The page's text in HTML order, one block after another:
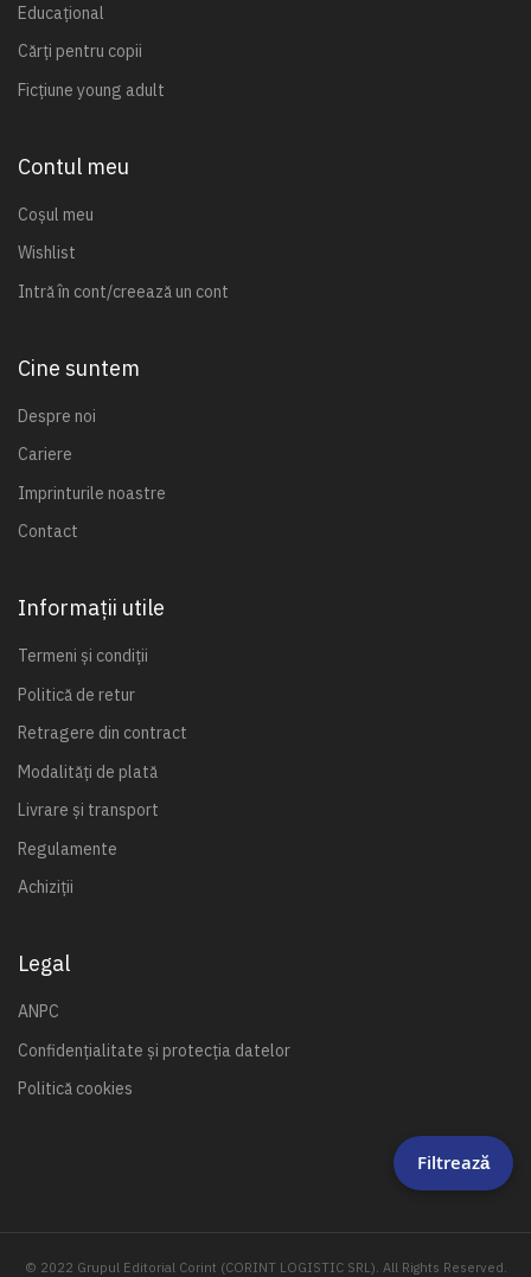
Educațional
Cărți pentru copii
Ficțiune young adult
Contul meu
Coșul meu
Wishlist
Intră în cont/creează un cont
Cine suntem
Despre noi
Cariere
Imprinturile noastre
Contact
Informații utile
Termeni și condiții
Politică de retur
Retragere din contract
Modalități de plată
Livrare și transport
Regulamente
Achiziții
Legal
ANPC
Confidențialitate și protecția datelor
Politică cookies
© 2022 Grupul Editorial Corint (CORINT LOGISTIC SRL). All Rights Reserved.
Filtrează